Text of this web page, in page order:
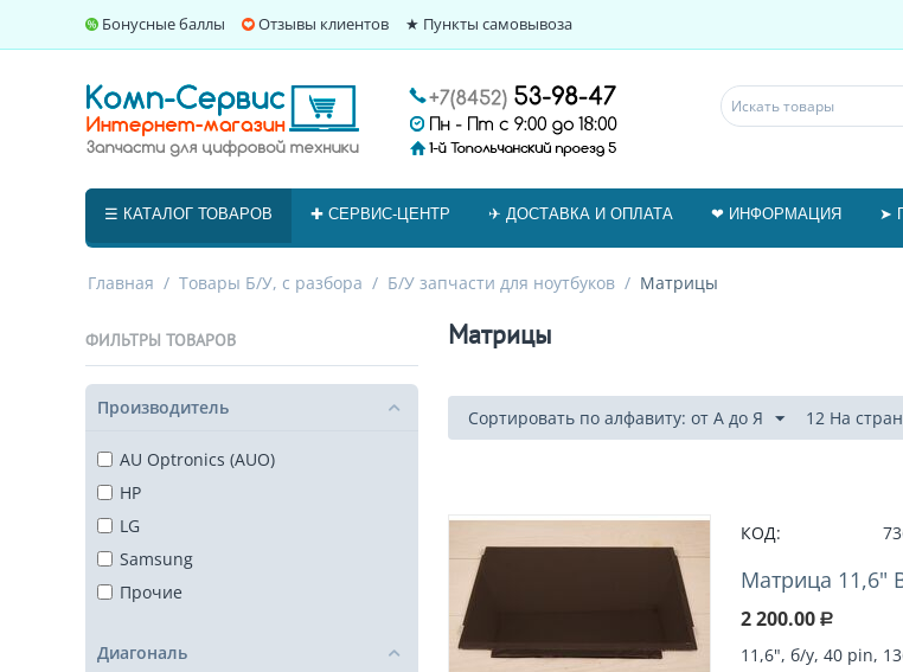
Бонусные баллы Отзывы клиентов ★ Пункты самовывоза
☰ КАТАЛОГ ТОВАРОВ ✚ СЕРВИС-ЦЕНТР ✈ ДОСТАВКА И ОПЛАТА ❤ ИНФОРМАЦИЯ ➤
Главная / Товары Б/У, с разбора / Б/У запчасти для ноутбуков / Матрицы
ФИЛЬТРЫ ТОВАРОВ
Производитель
AU Optronics (AUO)
HP
LG
Samsung
Прочие
Диагональ
Матрицы
Сортировать по алфавиту: от А до Я 12 На
КОД:
Матрица 11,6"
2 200.00 Р
11,6", б/у, 40 pin,